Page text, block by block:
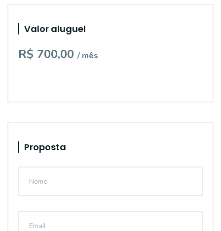
Valor aluguel
R$ 700,00 / mês
Proposta